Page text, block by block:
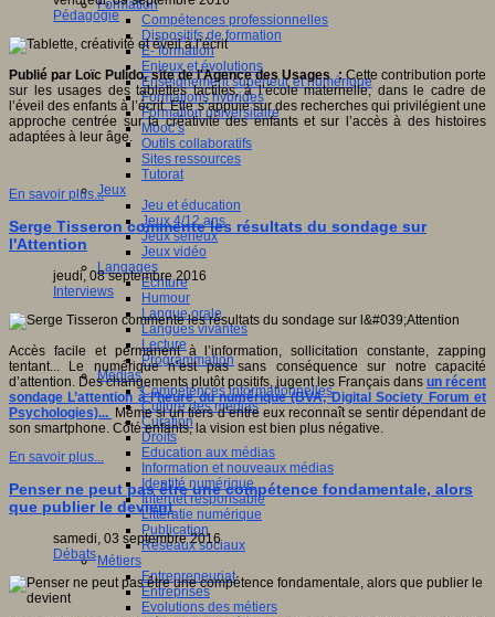
Formation
Compétences professionnelles
Dispositifs de formation
E- formation
Enjeux et évolutions
Enseignement supérieur et numérique
Formations hybrides
Formation universitaire
Mooc’s
Outils collaboratifs
Sites ressources
Tutorat
Jeux
Jeu et éducation
Jeux 4/12 ans
Jeux sérieux
Jeux vidéo
Langages
Ecriture
Humour
Langue orale
Langues vivantes
Lecture
Programmation
Médias
Compétences informationnelles
Culture des médias
Curation
Droits
Education aux médias
Information et nouveaux médias
Identité numérique
Internet responsable
Littératie numérique
Publication
Réseaux sociaux
Métiers
Entrepreneuriat
Entreprises
Evolutions des métiers
Pédagogie
Publié par Loïc Pulido, site de l'Agence des Usages :Cette contribution porte
sur les usages des tablettes tactiles, à l’école maternelle, dans le cadre de
l’éveil des enfants à l’écrit. Elle s’appuie sur des recherches qui privilégient une
approche centrée sur la créativité des enfants et sur l’accès à des histoires
adaptées à leur âge.
En savoir plus...
Serge Tisseron commente les résultats du sondage sur
l'Attention
jeudi, 08 septembre 2016
Interviews
Accès facile et permanent à l’information, sollicitation constante, zapping
tentant... Le numérique n’est pas sans conséquence sur notre capacité
d’attention. Des changements plutôt positifs, jugent les Français dans un récent
sondage L’attention à l’heure du numérique (BVA, Digital Society Forum et
Psychologies)... Même si un tiers d’entre eux reconnaît se sentir dépendant de
son smartphone. Côté enfants, la vision est bien plus négative.
En savoir plus...
Penser ne peut pas être une compétence fondamentale, alors
que publier le devient
samedi, 03 septembre 2016
Débats